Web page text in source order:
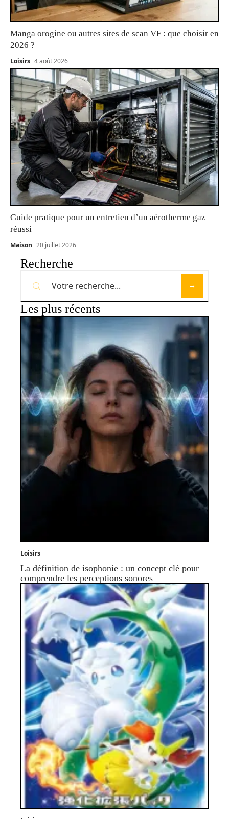
Manga orogine ou autres sites de scan VF : que choisir en
2026 ?
Loisirs 4 août 2026
Guide pratique pour un entretien d’un aérotherme gaz
réussi
Maison 20 juillet 2026
Recherche
Les plus récents
Loisirs
La définition de isophonie : un concept clé pour
comprendre les perceptions sonores